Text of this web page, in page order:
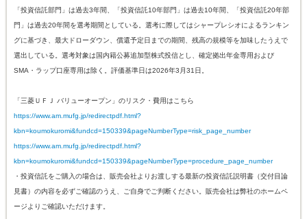
「投資信託部門」は過去3年間、「投資信託10年部門」は過去10年間、「投資信託20年部
門」は過去20年間を選考期間としている。選考に際してはシャープレシオによるランキン
グに基づき、最大ドローダウン、償還予定日までの期間、残高の規模等を加味したうえで
選出している。選考対象は国内籍公募追加型株式投信とし、確定拠出年金専用および
SMA・ラップ口座専用は除く。評価基準日は2026年3月31日。
「三菱ＵＦＪ バリューオープン」のリスク・費用はこちら
https://www.am.mufg.jp/redirectpdf.html?
kbn=koumokuromi&fundcd=150339&pageNumberType=risk_page_number
https://www.am.mufg.jp/redirectpdf.html?
kbn=koumokuromi&fundcd=150339&pageNumberType=procedure_page_number
・投資信託をご購入の場合は、販売会社よりお渡しする最新の投資信託説明書（交付目論
見書）の内容を必ずご確認のうえ、ご自身でご判断ください。販売会社は弊社のホームペ
ージよりご確認いただけます。